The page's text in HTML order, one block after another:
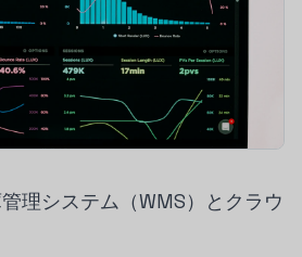
理システム（WMS）とクラウ